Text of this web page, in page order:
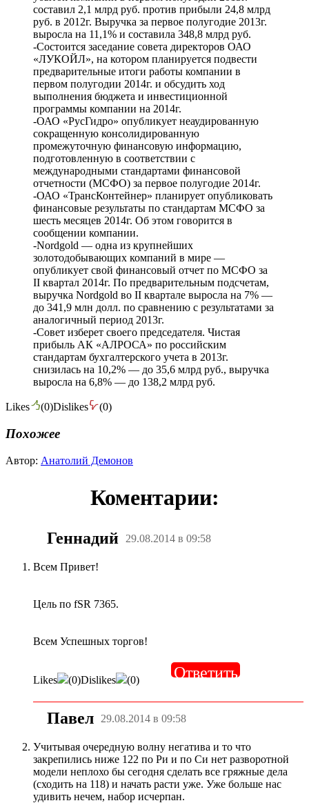
составил 2,1 млрд руб. против прибыли 24,8 млрд
руб. в 2012г. Выручка за первое полугодие 2013г.
выросла на 11,1% и составила 348,8 млрд руб.
-Состоится заседание совета директоров ОАО
«ЛУКОЙЛ», на котором планируется подвести
предварительные итоги работы компании в
первом полугодии 2014г. и обсудить ход
выполнения бюджета и инвестиционной
программы компании на 2014г.
-ОАО «РусГидро» опубликует неаудированную
сокращенную консолидированную
промежуточную финансовую информацию,
подготовленную в соответствии с
международными стандартами финансовой
отчетности (МСФО) за первое полугодие 2014г.
-ОАО «ТрансКонтейнер» планирует опубликовать
финансовые результаты по стандартам МСФО за
шесть месяцев 2014г. Об этом говорится в
сообщении компании.
-Nordgold — одна из крупнейших
золотодобывающих компаний в мире —
опубликует свой финансовый отчет по МСФО за
II квартал 2014г. По предварительным подсчетам,
выручка Nordgold во II квартале выросла на 7% —
до 341,9 млн долл. по сравнению с результатами за
аналогичный период 2013г.
-Совет изберет своего председателя. Чистая
прибыль АК «АЛРОСА» по российским
стандартам бухгалтерского учета в 2013г.
снизилась на 10,2% — до 35,6 млрд руб., выручка
выросла на 6,8% — до 138,2 млрд руб.
Likes (0)Dislikes (0)
Похожее
Автор: Анатолий Демонов
Коментарии:
Геннадий 29.08.2014 в 09:58
Всем Привет!
Цель по fSR 7365.
Всем Успешных торгов!
Likes (0)Dislikes (0) Ответить
Павел 29.08.2014 в 09:58
Учитывая очередную волну негатива и то что
закрепились ниже 122 по Ри и по Си нет разворотной
модели неплохо бы сегодня сделать все гряжные дела
(сходить на 118) и начать расти уже. Уже больше нас
удивить нечем, набор исчерпан.